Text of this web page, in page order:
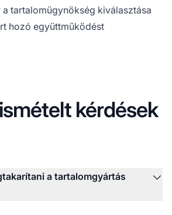
tartalomügynökség kiválasztása
hozó együttműködést
kérdések
a tartalomgyártás